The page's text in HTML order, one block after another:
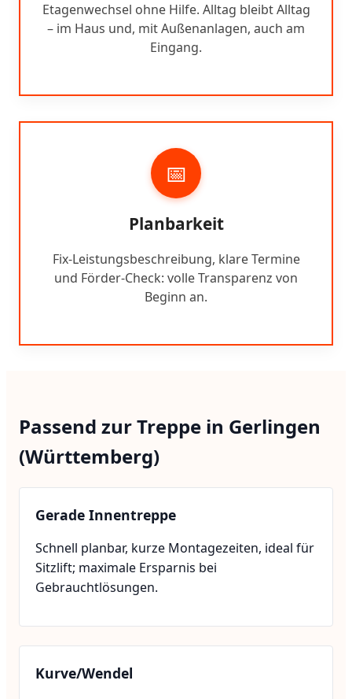
Etagenwechsel ohne Hilfe. Alltag bleibt Alltag
– im Haus und, mit Außenanlagen, auch am
Eingang.
📅
Planbarkeit
Fix-Leistungsbeschreibung, klare Termine
und Förder-Check: volle Transparenz von
Beginn an.
Passend zur Treppe in Gerlingen
(Württemberg)
Gerade Innentreppe
Schnell planbar, kurze Montagezeiten, ideal für
Sitzlift; maximale Ersparnis bei
Gebrauchtlösungen.
Kurve/Wendel